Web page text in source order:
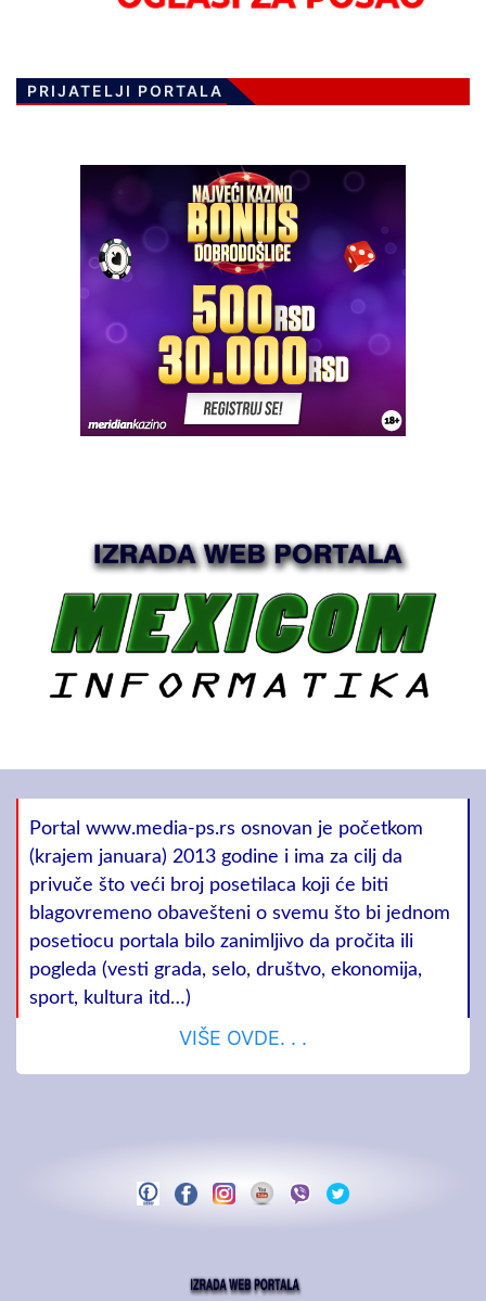
PRIJATELJI PORTALA
Portal www.media-ps.rs osnovan je početkom
(krajem januara) 2013 godine i ima za cilj da
privuče što veći broj posetilaca koji će biti
blagovremeno obavešteni o svemu što bi jednom
posetiocu portala bilo zanimljivo da pročita ili
pogleda (vesti grada, selo, društvo, ekonomija,
sport, kultura itd…)
VIŠE OVDE. . .